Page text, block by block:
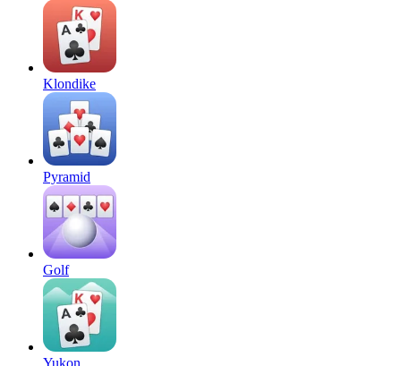
Klondike
Pyramid
Golf